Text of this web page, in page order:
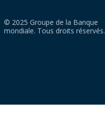
© 2025 Groupe de la Banque
mondiale. Tous droits réservés.